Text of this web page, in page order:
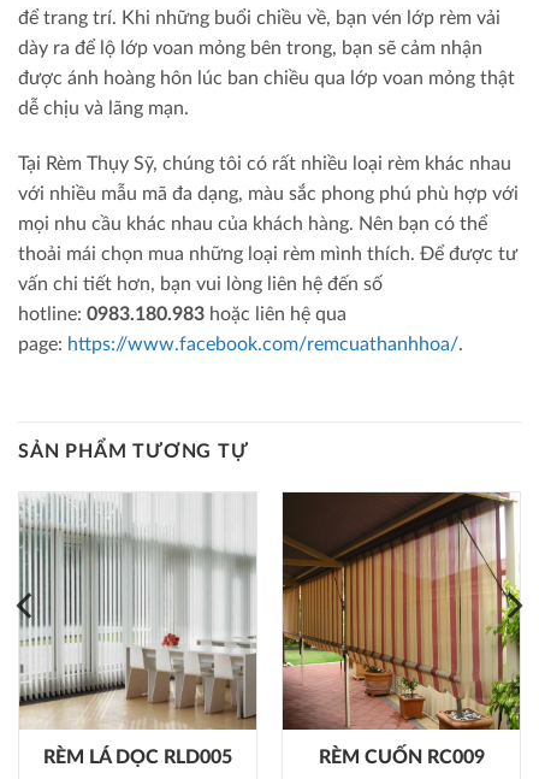
để trang trí. Khi những buổi chiều về, bạn vén lớp rèm vải
dày ra để lộ lớp voan mỏng bên trong, bạn sẽ cảm nhận
được ánh hoàng hôn lúc ban chiều qua lớp voan mỏng thật
dễ chịu và lãng mạn.
Tại Rèm Thụy Sỹ, chúng tôi có rất nhiều loại rèm khác nhau
với nhiều mẫu mã đa dạng, màu sắc phong phú phù hợp với
mọi nhu cầu khác nhau của khách hàng. Nên bạn có thể
thoải mái chọn mua những loại rèm mình thích. Để được tư
vấn chi tiết hơn, bạn vui lòng liên hệ đến số
hotline: 0983.180.983 hoặc liên hệ qua
page: https://www.facebook.com/remcuathanhhoa/.
SẢN PHẨM TƯƠNG TỰ
RÈM LÁ DỌC RLD005 RÈM CUỐN RC009